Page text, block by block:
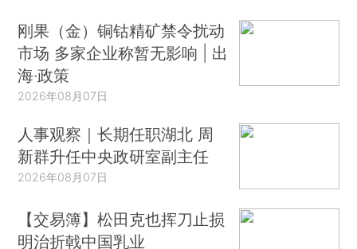
刚果（金）铜钴精矿禁令扰动
市场 多家企业称暂无影响 | 出
海·政策
2026年08月07日
人事观察｜长期任职湖北 周
新群升任中央政研室副主任
2026年08月07日
【交易簿】松田克也挥刀止损
明治折戟中国乳业